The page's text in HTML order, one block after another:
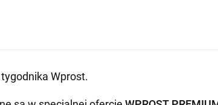
tygodnika Wprost.